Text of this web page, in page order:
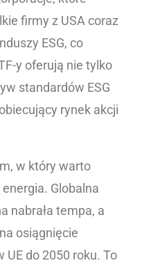
firmy z USA coraz
ESG, co
y oferują nie tylko
standardów ESG
rynek akcji
w który warto
Globalna
nabrała tempa, a
osiągnięcie
do 2050 roku. To